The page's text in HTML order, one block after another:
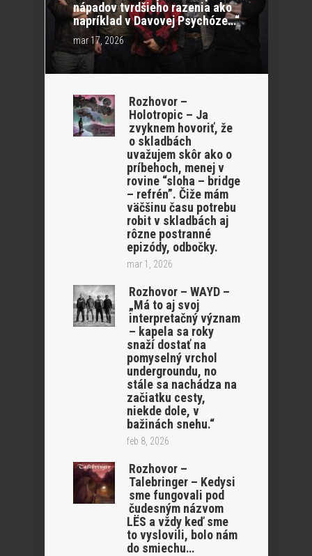
nápadov tvrdšieho razenia ako
napríklad v Davovej Psychóze…“
mar 17, 2026
Rozhovor –
Holotropic – Ja
zvyknem hovoriť, že
o skladbách
uvažujem skôr ako o
príbehoch, menej v
rovine “sloha – bridge
– refrén”. Čiže mám
väčšinu času potrebu
robit v skladbách aj
rôzne postranné
epizódy, odbočky.
mar 1, 2026
Rozhovor – WAYD –
„Má to aj svoj
interpretačný význam
– kapela sa roky
snaží dostať na
pomyselný vrchol
undergroundu, no
stále sa nachádza na
začiatku cesty,
niekde dole, v
bažinách snehu.“
feb 8, 2026
Rozhovor –
Talebringer – Kedysi
sme fungovali pod
čudesným názvom
LËS a vždy keď sme
to vyslovili, bolo nám
do smiechu…